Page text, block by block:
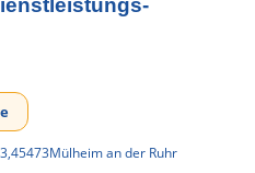
,45473Mülheim an der Ruhr